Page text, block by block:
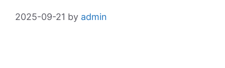
2025-09-21 by admin